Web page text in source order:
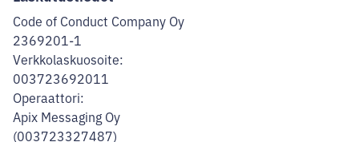
Code of Conduct Company Oy
2369201-1
Verkkolaskuosoite:
003723692011
Operaattori:
Apix Messaging Oy
(003723327487)